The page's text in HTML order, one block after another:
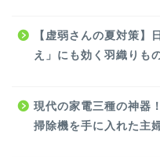
【虚弱さんの夏対策】
え」にも効く羽織りも
現代の家電三種の神器
掃除機を手に入れた主